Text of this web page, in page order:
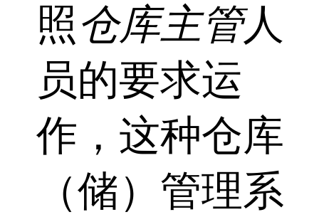
照仓库主管人
员的要求运
作，这种仓库
（储）管理系